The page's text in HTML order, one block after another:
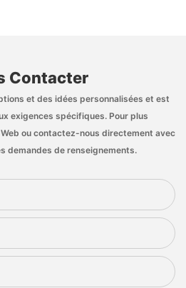
Contacter
et des idées personnalisées et est
exigences spécifiques. Pour plus
ou contactez-nous directement avec
demandes de renseignements.